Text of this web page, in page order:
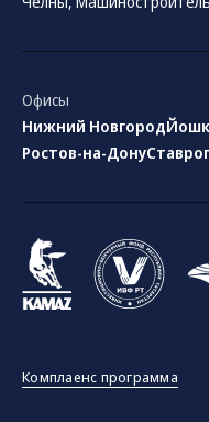
Офисы
Нижний Новгород
Ростов-на-Дону
Комплаенс программа